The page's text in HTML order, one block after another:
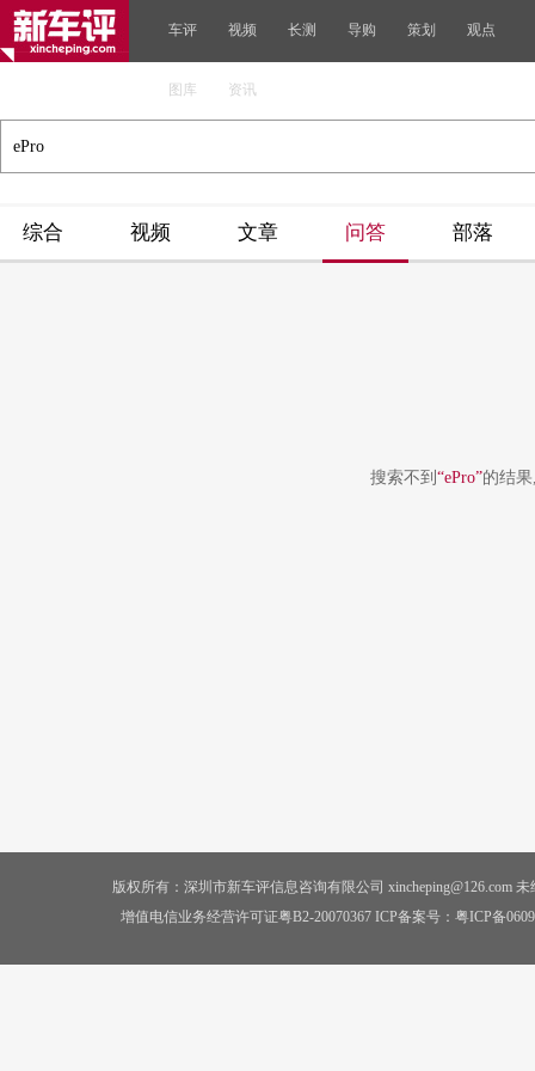
车评 视频 长测 导购 策划 观点
图库 资讯
综合 视频 文章 问答 部落
搜索不到 “ePro”的结
版权所有：深圳市新车评信息咨询有限公司 xincheping@126.com
增值电信业务经营许可证粤B2-20070367 ICP备案号： 粤ICP备